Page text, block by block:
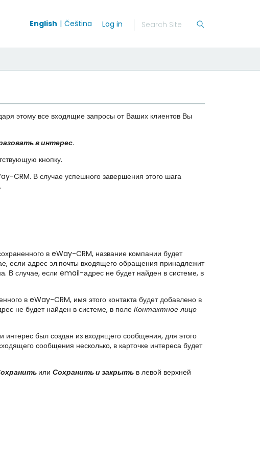
English Čeština Log in
этому все входящие запросы от Ваших клиентов Вы
в интерес.
кнопку.
CRM. В случае успешного завершения этого шага
в eWay-CRM, название компании будет
если адрес эл.почты входящего обращения принадлежит
В случае, если email-адрес не будет найден в системе, в
в eWay-CRM, имя этого контакта будет добавлено в
не будет найден в системе, в поле Контактное лицо
был создан из входящего сообщения, для этого
сообщения несколько, в карточке интереса будет
или Сохранить и закрытьв левой верхней